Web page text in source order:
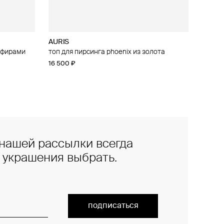
AURIS
топ для пирсинга phoenix из золота
16 500 ₽
из
рассылки всегда
украшения выбрать.
подписаться